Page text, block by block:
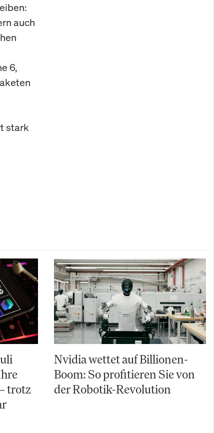
auch
6,
stark
trotz
Nvidia wettet auf Billionen-
Boom: So profitieren Sie von
der Robotik-Revolution